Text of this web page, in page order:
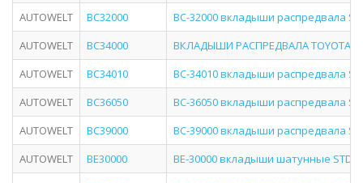
AUTOWELT
BC32000
BC-32000 вкладыши распредвала
AUTOWELT
BC34000
ВКЛАДЫШИ РАСПРЕДВАЛА TOYOTA
AUTOWELT
BC34010
BC-34010 вкладыши распредвала
AUTOWELT
BC36050
BC-36050 вкладыши распредвала
AUTOWELT
BC39000
BC-39000 вкладыши распредвала
AUTOWELT
BE30000
BE-30000 вкладыши шатунные STD